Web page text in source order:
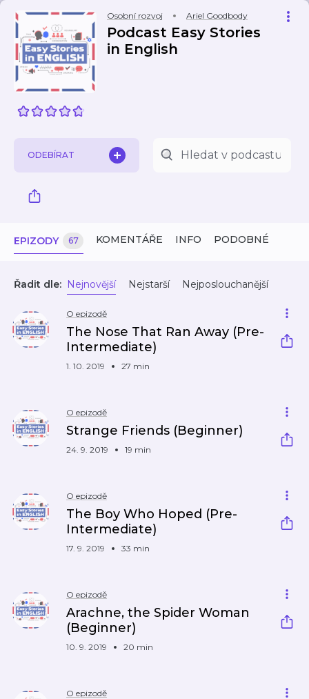
Osobní rozvoj Ariel Goodbody
Podcast Easy Stories
in English
ODEBÍRAT
EPIZODY 67 KOMENTÁŘE INFO PODOBNÉ
Řadit dle: Nejnovější Nejstarší Nejposlouchanější
O epizodě
The Nose That Ran Away (Pre-
Intermediate)
1. 10. 2019 27 min
O epizodě
Strange Friends (Beginner)
24. 9. 2019 19 min
O epizodě
The Boy Who Hoped (Pre-
Intermediate)
17. 9. 2019 33 min
O epizodě
Arachne, the Spider Woman
(Beginner)
10. 9. 2019 20 min
O epizodě